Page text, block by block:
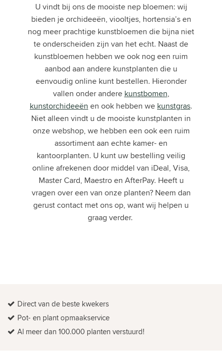
U vindt bij ons de mooiste nep bloemen: wij
bieden je orchideeën, viooltjes, hortensia’s en
nog meer prachtige kunstbloemen die bijna niet
te onderscheiden zijn van het echt. Naast de
kunstbloemen hebben we ook nog een ruim
aanbod aan andere kunstplanten die u
eenvoudig online kunt bestellen. Hieronder
vallen onder andere kunstbomen,
kunstorchideeën en ook hebben we kunstgras.
Niet alleen vindt u de mooiste kunstplanten in
onze webshop, we hebben een ook een ruim
assortiment aan echte kamer- en
kantoorplanten. U kunt uw bestelling veilig
online afrekenen door middel van iDeal, Visa,
Master Card, Maestro en AfterPay. Heeft u
vragen over een van onze planten? Neem dan
gerust contact met ons op, want wij helpen u
graag verder.
Direct van de beste kwekers
Pot- en plant opmaakservice
Al meer dan 100.000 planten verstuurd!